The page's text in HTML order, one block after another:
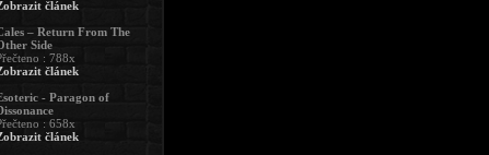
článek
– Return From The
Side
: 788x
článek
- Paragon of
: 658x
článek